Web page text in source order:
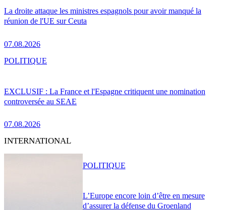
La droite attaque les ministres espagnols pour avoir manqué la
réunion de l'UE sur Ceuta
07.08.2026
EXCLUSIF : La France et l'Espagne critiquent une nomination
controversée au SEAE
07.08.2026
POLITIQUE
INTERNATIONAL
L’Europe encore loin d’être en mesure
d’assurer la défense du Groenland
POLITIQUE